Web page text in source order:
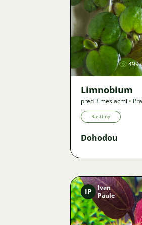
499
Limnobium
pred 3 mesiacmi •
Rastliny
Dohodou
IP
Ivan
Paule